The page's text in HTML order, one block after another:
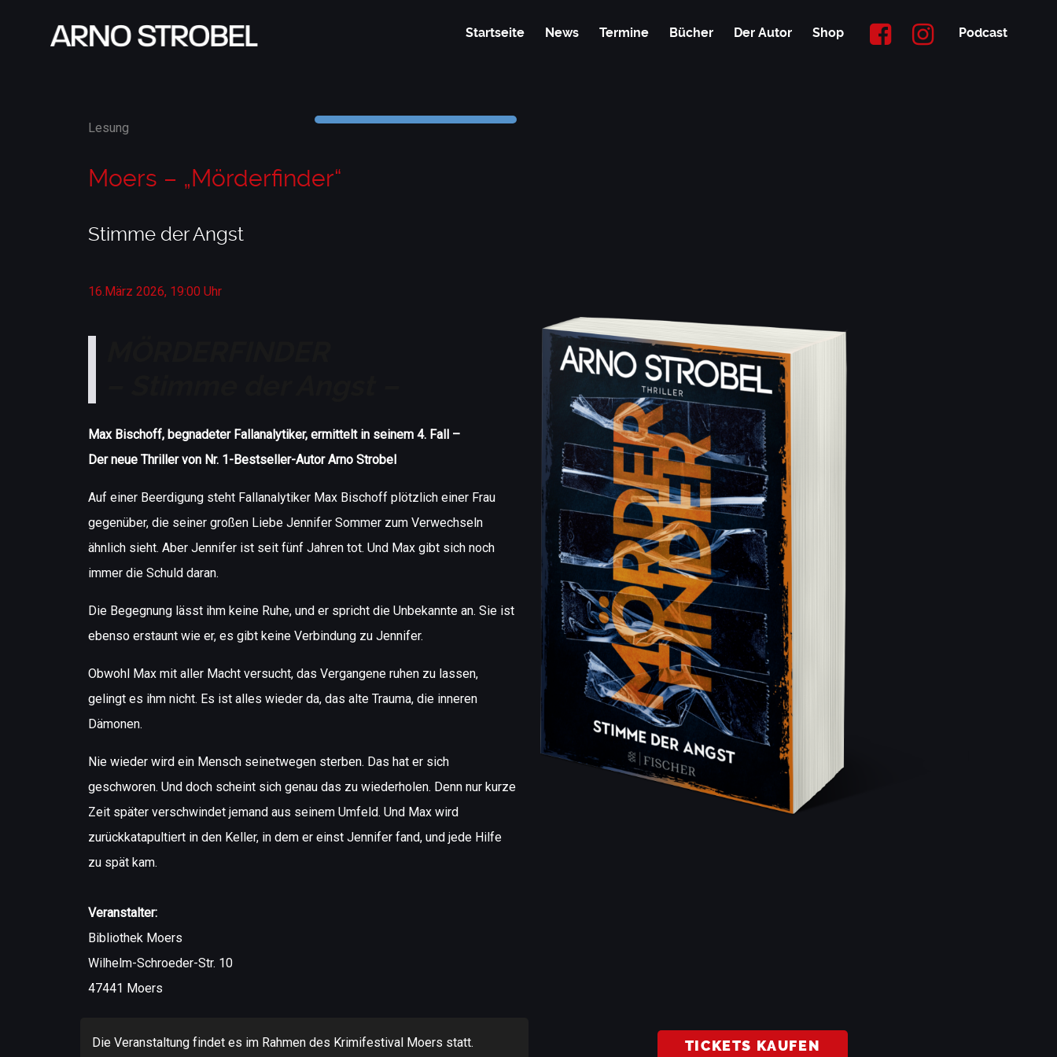
Startseite News Termine Bücher Der Autor Shop Podcast
Lesung
Moers – „Mörderfinder“
Stimme der Angst
16.März 2026, 19:00 Uhr
Max Bischoff, begnadeter Fallanalytiker, ermittelt in seinem 4. Fall –
Der neue Thriller von Nr. 1-Bestseller-Autor Arno Strobel
Auf einer Beerdigung steht Fallanalytiker Max Bischoff plötzlich einer Frau
gegenüber, die seiner großen Liebe Jennifer Sommer zum Verwechseln
ähnlich sieht. Aber Jennifer ist seit fünf Jahren tot. Und Max gibt sich noch
immer die Schuld daran.
Die Begegnung lässt ihm keine Ruhe, und er spricht die Unbekannte an. Sie ist
ebenso erstaunt wie er, es gibt keine Verbindung zu Jennifer.
Obwohl Max mit aller Macht versucht, das Vergangene ruhen zu lassen,
gelingt es ihm nicht. Es ist alles wieder da, das alte Trauma, die inneren
Dämonen.
Nie wieder wird ein Mensch seinetwegen sterben. Das hat er sich
geschworen. Und doch scheint sich genau das zu wiederholen. Denn nur kurze
Zeit später verschwindet jemand aus seinem Umfeld. Und Max wird
zurückkatapultiert in den Keller, in dem er einst Jennifer fand, und jede Hilfe
zu spät kam.
Veranstalter:
Bibliothek Moers
Wilhelm-Schroeder-Str. 10
47441 Moers
Die Veranstaltung findet es im Rahmen des Krimifestival Moers statt.
TICKETS KAUFEN